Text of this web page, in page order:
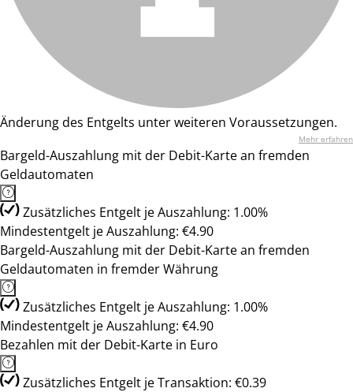
Änderung des Entgelts unter weiteren Voraussetzungen.
Mehr erfahren
Bargeld-Auszahlung mit der Debit-Karte an fremden
Geldautomaten
Zusätzliches Entgelt je Auszahlung: 1.00%
Mindestentgelt je Auszahlung: €4.90
Bargeld-Auszahlung mit der Debit-Karte an fremden
Geldautomaten in fremder Währung
Zusätzliches Entgelt je Auszahlung: 1.00%
Mindestentgelt je Auszahlung: €4.90
Bezahlen mit der Debit-Karte in Euro
Zusätzliches Entgelt je Transaktion: €0.39